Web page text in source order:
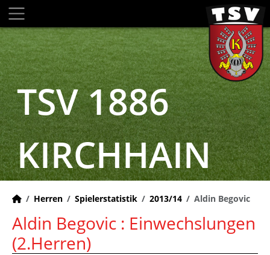
TSV 1886
KIRCHHAIN
Herren Spielerstatistik 2013/14 Aldin Begovic
Aldin Begovic : Einwechslungen
(2.Herren)